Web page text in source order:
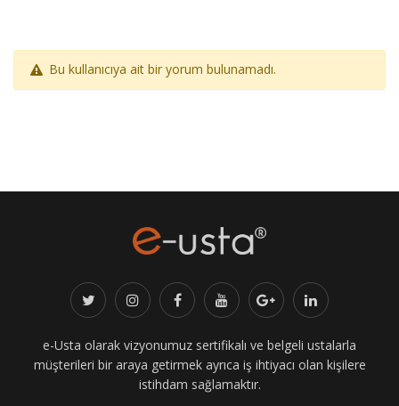
Bu kullanıcıya ait bir yorum bulunamadı.
e-Usta olarak vizyonumuz sertifikalı ve belgeli ustalarla
müşterileri bir araya getirmek ayrıca iş ihtiyacı olan kişilere
istihdam sağlamaktır.